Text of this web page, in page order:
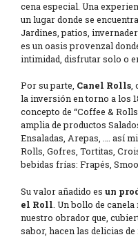
cena especial. Una
un lugar donde se
Jardines, patios,
es un oasis provenzal
intimidad, disfrutar solo o
Por su parte, Canel Rolls,
la inversión en torno a los
concepto de “Coffee &
amplia de productos
Ensaladas, Arepas, …. así
Rolls, Gofres, Tortitas,
bebidas frías: Frapés,
Su valor añadido es un
el Roll . Un bollo de
nuestro obrador que,
sabor, hacen las delicias de